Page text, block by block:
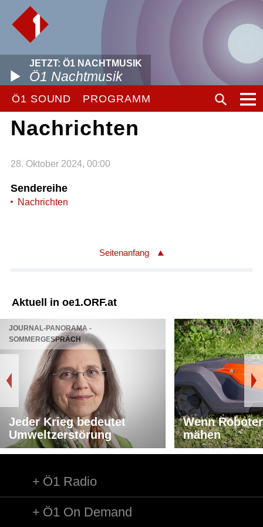
JETZT: Ö1 NACHTMUSIK
Ö1 Nachtmusik
Ö1 SOUND PROGRAMM
Nachrichten
28. Oktober 2024, 00:00
Sendereihe
Nachrichten
Seitenanfang
Aktuell in oe1.ORF.at
JOURNAL-PANORAMA -
SOMMERGESPRÄCH
Jeder Krieg bedeutet
Umweltzerstörung
Wenn
mähen
Ö1 Radio
Ö1 On Demand